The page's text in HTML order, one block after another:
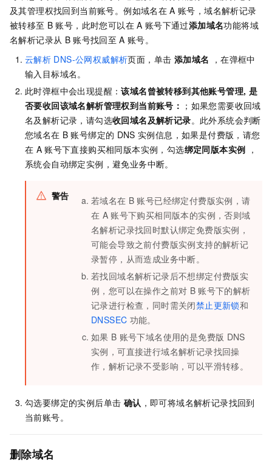
及其管理权找回到当前账号。例如域名在 A 账号，域名解析记录
被转移至 B 账号，此时您可以在 A 账号下通过添加域名功能将域
名解析记录从 B 账号找回至 A 账号。
云解析 DNS-公网权威解析页面，单击 添加域名 ，在弹框中
输入目标域名。
此时弹框中会出现提醒：该域名曾被转移到其他账号管理, 是
否要收回该域名解析管理权到当前账号： ；如果您需要收回域
名及解析记录，请勾选收回域名及解析记录。此外系统会判断
您域名在 B 账号绑定的 DNS 实例信息，如果是付费版，请您
在 A 账号下直接购买相同版本实例，勾选绑定同版本实例 ，
系统会自动绑定实例，避免业务中断。
警告 若域名在 B 账号已经绑定付费版实例，请
在 A 账号下购买相同版本的实例，否则域
名解析记录找回时默认绑定免费版实例，
可能会导致之前付费版实例支持的解析记
录暂停，从而造成业务中断。
若找回域名解析记录后不想绑定付费版实
例，您可以在操作之前对 B 账号下的解析
记录进行检查，同时需关闭禁止更新锁和
DNSSEC 功能。
如果 B 账号下域名使用的是免费版 DNS
实例，可直接进行域名解析记录找回操
作，解析记录不受影响，可以平滑转移。
勾选要绑定的实例后单击 确认 ，即可将域名解析记录找回到
当前账号。
删除域名